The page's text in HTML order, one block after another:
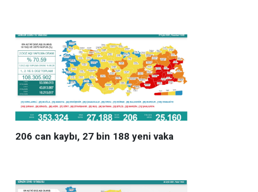
206 can kaybı, 27 bin 188 yeni vaka